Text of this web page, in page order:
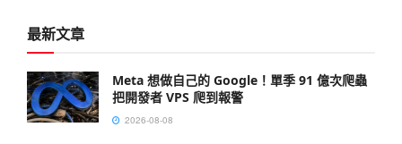
最新文章
Meta 想做自己的 Google！單季 91 億次爬蟲
把開發者 VPS 爬到報警
2026-08-08